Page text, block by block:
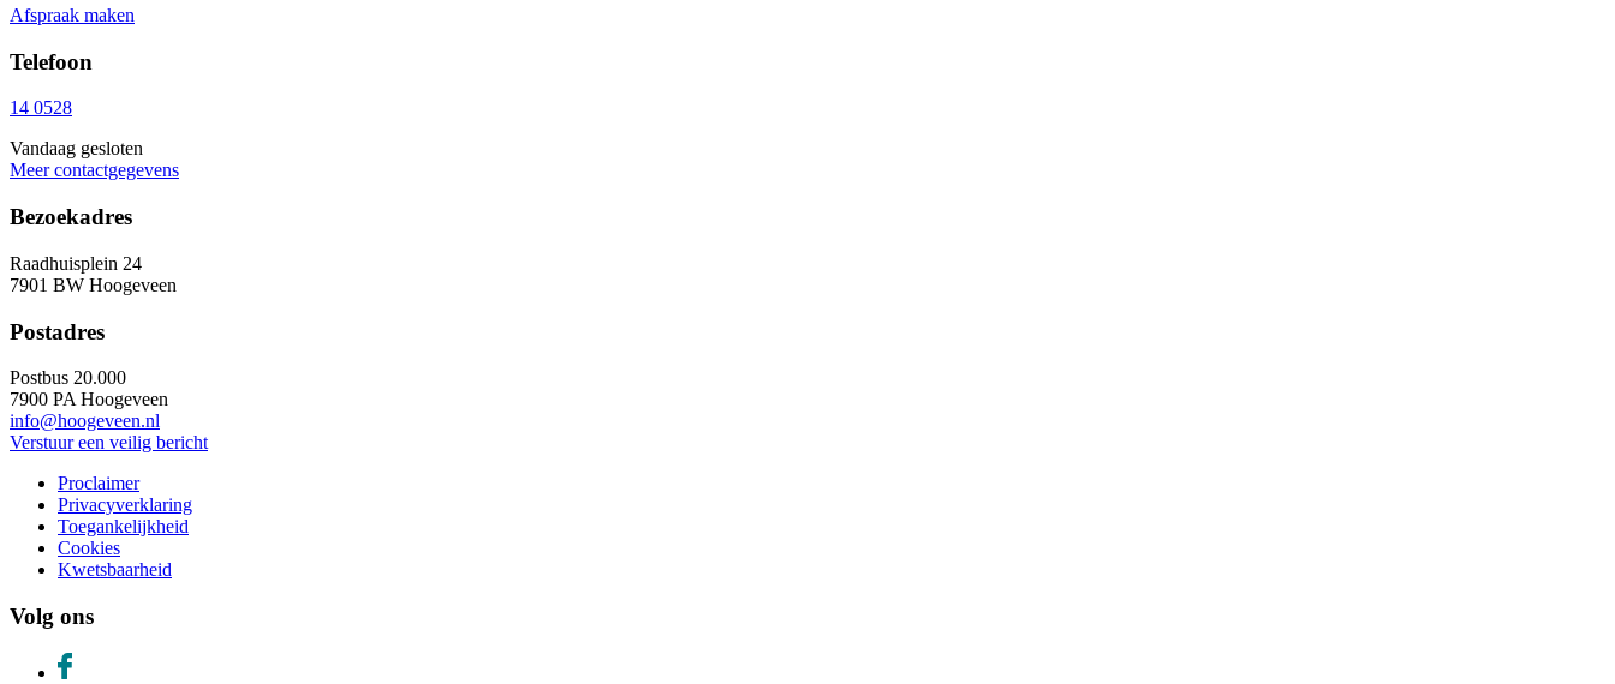
Afspraak maken
Telefoon
14 0528
Vandaag gesloten
Meer contactgegevens
Bezoekadres
Raadhuisplein 24
7901 BW Hoogeveen
Postadres
Postbus 20.000
7900 PA Hoogeveen
info@hoogeveen.nl
Verstuur een veilig bericht
Proclaimer
Privacyverklaring
Toegankelijkheid
Cookies
Kwetsbaarheid
Volg ons